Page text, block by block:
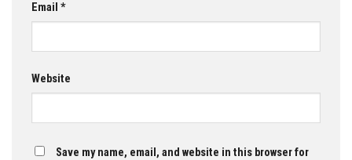
Email *
Website
Save my name, email, and website in this browser for